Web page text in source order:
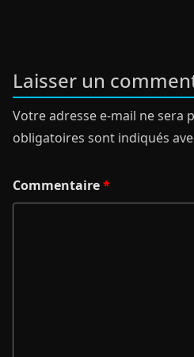
Laisser un
Votre adresse e-mail ne sera
obligatoires sont indiqués
Commentaire*